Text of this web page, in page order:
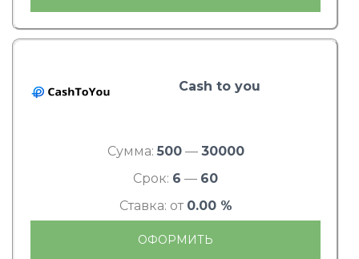
Cash to you
Сумма: 500— 30000
Срок: 6 — 60
Ставка: от 0.00 %
ОФОРМИТЬ